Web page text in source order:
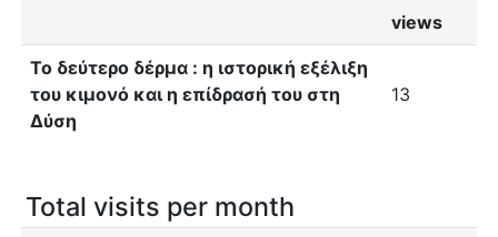
views
Το δεύτερο δέρμα : η ιστορική εξέλιξη
του κιμονό και η επίδρασή του στη
Δύση
13
Total visits per month